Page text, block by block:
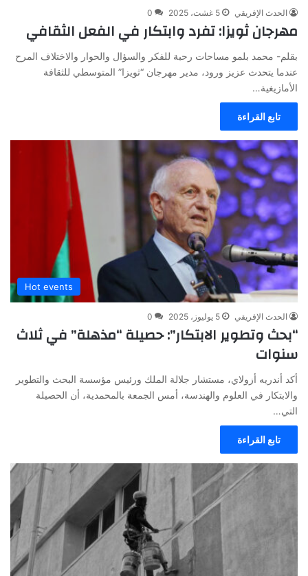
الحدث الإفريقي 5 غشت، 2025 0
مهرجان ثويزا: تفرد وابتكار في الفعل الثقافي
بقلم- محمد بلمو مساحات رحبة للفكر والسؤال والحوار والاختلاف المرح
عندما يتحدث عزيز ورود، مدير مهرجان “ثويزا” المتوسطي للثقافة
الأمازيغية…
تابع القراءة
Hot events
الحدث الإفريقي 5 يوليوز، 2025 0
“بحث وتطوير الابتكار”: حصيلة “مذهلة” في ثلاث
سنوات
أكد أندريه أزولاي، مستشار جلالة الملك ورئيس مؤسسة البحث والتطوير
والابتكار في العلوم والهندسة، أمس الجمعة بالمحمدية، أن الحصيلة
التي…
تابع القراءة